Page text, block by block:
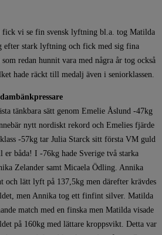
vi se fin svensk lyftning bl.a. tog Matilda
efter stark lyftning och fick med sig fina
redan hunnit vara med några år tog också
hade räckt till medalj även i seniorklassen.
tänkbara sätt genom Emelie Åslund -47kg
nytt nordiskt rekord och Emelies fjärde
-57kg tar Julia Starck sitt första VM guld
båda! I -76kg hade Sverige två starka
Zelander samt Micaela Ödling. Annika
och lätt lyft på 137,5kg men därefter krävdes
men Annika tog ett finfint silver. Matilda
match med en finska men Matilda visade
på 160kg med lättare kroppsvikt. Detta var